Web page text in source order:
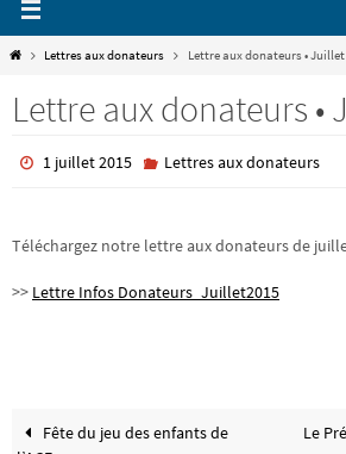
HomeLettres aux donateurs Lettre aux donateurs • Juillet
Lettre aux donateurs •
1 juillet 2015 Lettres aux donateurs
Téléchargez notre lettre aux donateurs de
>> Lettre Infos Donateurs_Juillet2015
Fête du jeu des enfants de
Le